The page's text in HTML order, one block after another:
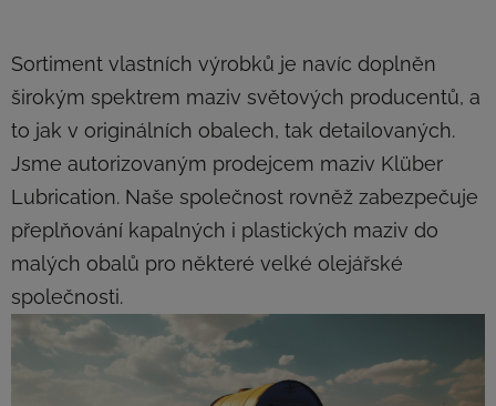
Sortiment vlastních výrobků je navíc doplněn
širokým spektrem maziv světových producentů, a
to jak v originálních obalech, tak detailovaných.
Jsme autorizovaným prodejcem maziv Klüber
Lubrication. Naše společnost rovněž zabezpečuje
přeplňování kapalných i plastických maziv do
malých obalů pro některé velké olejářské
společnosti.